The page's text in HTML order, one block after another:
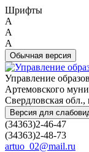
Шрифты
A
A
A
Обычная версия
Управление
Артемовского
Свердловская
Версия для
(34363)2-46-47
(34363)2-48-73
artuo_02@mail.ru